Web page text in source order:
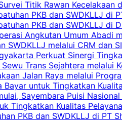
Titik Rawan Kecelakaan
PKB dan SWDKLLJ di
PKB dan SWDKLLJ di
Angkutan Umum Abadi
SWDKLLJ melalui CRM dan
Perkuat Sinergi
Trans Sejahtera melalui
Jalan Raya melalui
untuk Tingkatkan
Sayembara Puisi
Tingkatkan Kualitas
PKB dan SWDKLLJ di PT